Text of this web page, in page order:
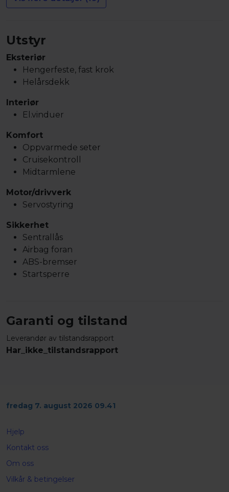
Utstyr
Eksteriør
Hengerfeste, fast krok
Helårsdekk
Interiør
El.vinduer
Komfort
Oppvarmede seter
Cruisekontroll
Midtarmlene
Motor/drivverk
Servostyring
Sikkerhet
Sentrallås
Airbag foran
ABS-bremser
Startsperre
Garanti og tilstand
Leverandør av tilstandsrapport
Har_ikke_tilstandsrapport
fredag 7. august 2026 09.41
Hjelp
Kontakt oss
Om oss
Vilkår & betingelser